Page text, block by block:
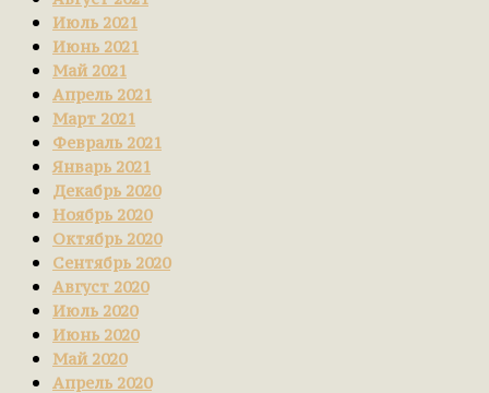
Июль 2021
Июнь 2021
Май 2021
Апрель 2021
Март 2021
Февраль 2021
Январь 2021
Декабрь 2020
Ноябрь 2020
Октябрь 2020
Сентябрь 2020
Август 2020
Июль 2020
Июнь 2020
Май 2020
Апрель 2020